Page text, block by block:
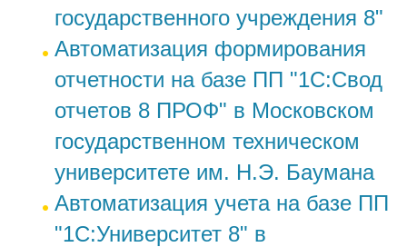
государственного учреждения 8"
Автоматизация формирования
отчетности на базе ПП "1С:Свод
отчетов 8 ПРОФ" в Московском
государственном техническом
университете им. Н.Э. Баумана
Автоматизация учета на базе ПП
"1С:Университет 8" в